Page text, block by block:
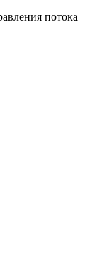
потока